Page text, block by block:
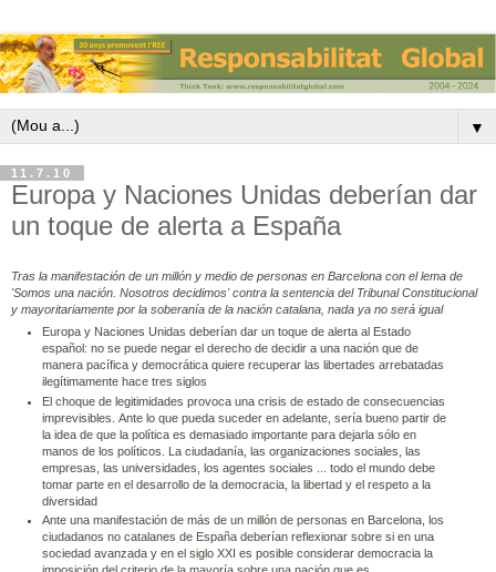
▼
11.7.10
Europa y Naciones Unidas deberían dar
un toque de alerta a España
Tras la manifestación de un millón y medio de personas en Barcelona con el lema de
'Somos una nación. Nosotros decidimos' contra la sentencia del Tribunal Constitucional
y mayoritariamente por la soberanía de la nación catalana, nada ya no será igual
Europa y Naciones Unidas deberían dar un toque de alerta al Estado
español: no se puede negar el derecho de decidir a una nación que de
manera pacífica y democrática quiere recuperar las libertades arrebatadas
ilegítimamente hace tres siglos
El choque de legitimidades provoca una crisis de estado de consecuencias
imprevisibles. Ante lo que pueda suceder en adelante, sería bueno partir de
la idea de que la política es demasiado importante para dejarla sólo en
manos de los políticos. La ciudadanía, las organizaciones sociales, las
empresas, las universidades, los agentes sociales ... todo el mundo debe
tomar parte en el desarrollo de la democracia, la libertad y el respeto a la
diversidad
Ante una manifestación de más de un millón de personas en Barcelona, los
ciudadanos no catalanes de España deberían reflexionar sobre si en una
sociedad avanzada y en el siglo XXI es posible considerar democracia la